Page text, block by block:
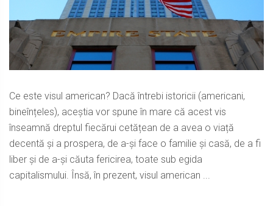
Ce este visul american? Dacă întrebi istoricii (americani,
bineînțeles), aceștia vor spune în mare că acest vis
înseamnă dreptul fiecărui cetățean de a avea o viață
decentă și a prospera, de a-și face o familie și casă, de a fi
liber și de a-și căuta fericirea, toate sub egida
capitalismului. Însă, în prezent, visul american ...